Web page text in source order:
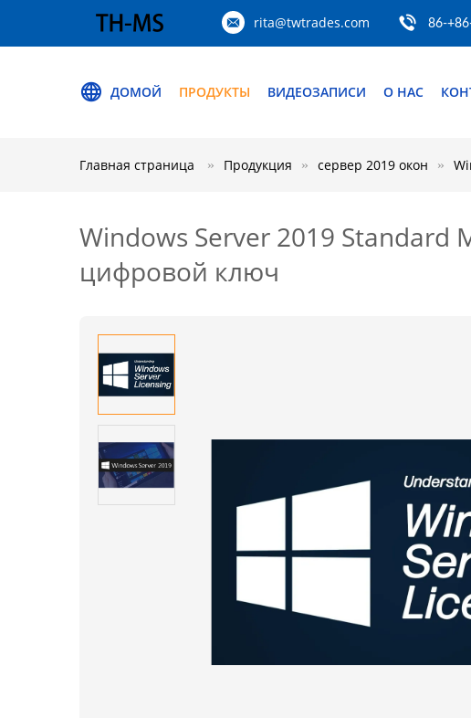
rita@twtrades.com 86-
ДОМОЙ ПРОДУКТЫ ВИДЕОЗАПИСИ О НАС
Главная страница Продукция сервер 2019 окон
Windows Server 2019
цифровой ключ